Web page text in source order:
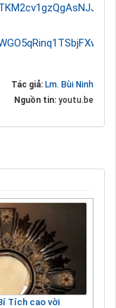
Tác giả: Lm. Bùi Ninh
Nguồn tin: youtu.be
Tích cao vời